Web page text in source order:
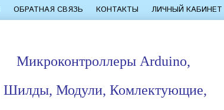
ОБРАТНАЯ СВЯЗЬ КОНТАКТЫ ЛИЧНЫЙ КАБИНЕТ
Микроконтроллеры Arduino,
Шилды, Модули, Комлектующие,